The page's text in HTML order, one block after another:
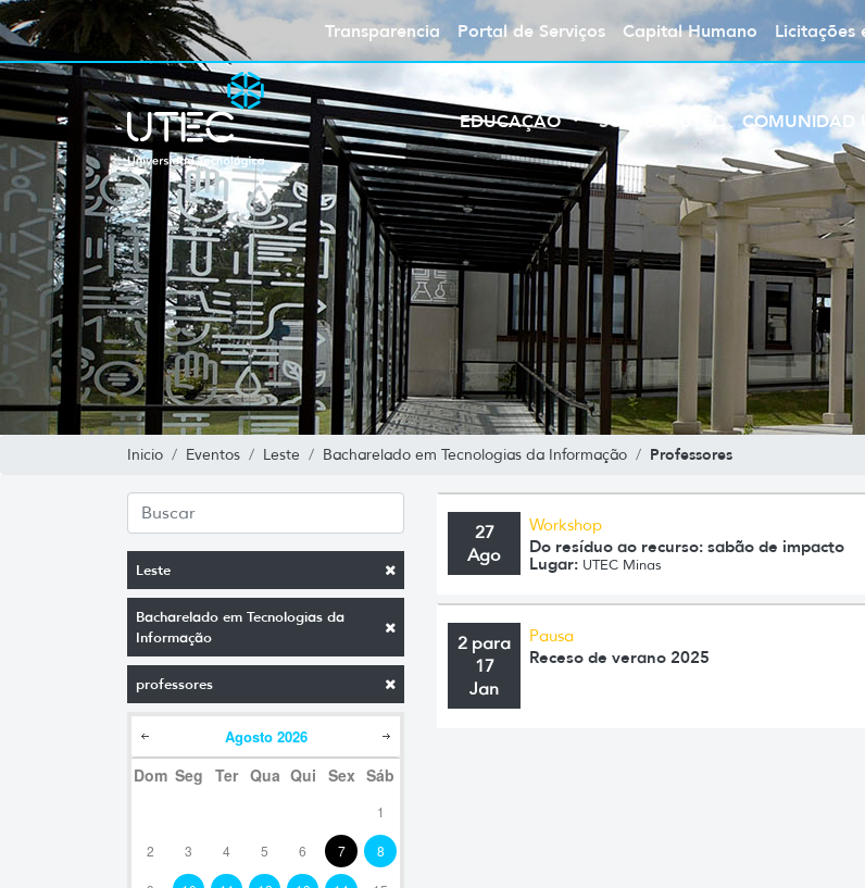
Transparencia Portal de Serviços Capital Humano Licitações
EDUCAÇÃO SOBRE A UTEC COMUNIDAD
Inicio Eventos Leste Bacharelado em Tecnologias da Informação Professores
Leste
Bacharelado em Tecnologias da
Informação
professores
Agosto 2026
Dom Seg Ter Qua Qui Sex Sáb
1
2 3 4 5 6 7 8
27
Ago
Workshop
Do resíduo ao recurso: sabão de impacto
Lugar: UTEC Minas
2 para
17
Jan
Pausa
Receso de verano 2025